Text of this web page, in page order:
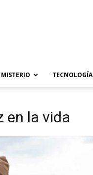
MISTERIO TECNOLOGÍA
en la vida